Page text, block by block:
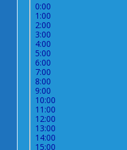
0:00
1:00
2:00
3:00
4:00
5:00
6:00
7:00
8:00
9:00
10:00
11:00
12:00
13:00
14:00
15:00